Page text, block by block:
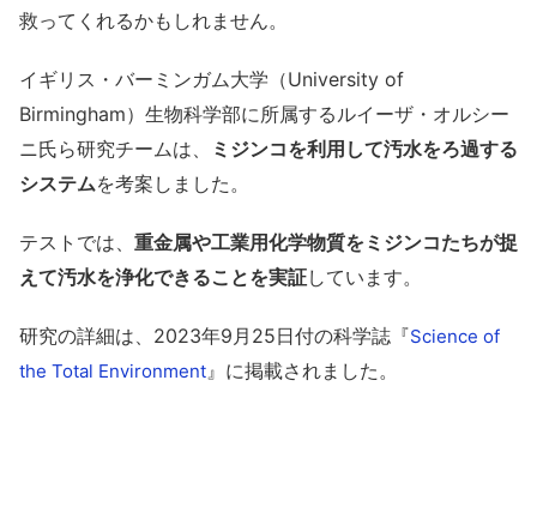
救ってくれるかもしれません。
イギリス・バーミンガム大学（University of
Birmingham）生物科学部に所属するルイーザ・オルシー
ニ氏ら研究チームは、
ミジンコを利用して汚水をろ過する
システムを考案しました。
テストでは、 重金属や工業用化学物質をミジンコたちが捉
えて汚水を浄化できることを実証しています。
研究の詳細は、2023年9月25日付の科学誌『Science of
the Total Environment』に掲載されました。